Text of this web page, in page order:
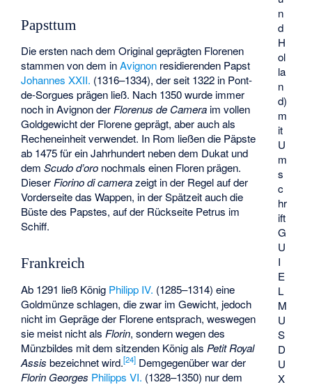
n
d
H
ol
la
n
d)
m
it
U
m
s
c
hr
ift
G
U
I
E
L
M
U
S
D
U
X
Papsttum
Die ersten nach dem Original geprägten Florenen
stammen von dem inAvignon residierenden Papst
Johannes XXII. (1316–1334), der seit 1322 in Pont-
de-Sorgues prägen ließ. Nach 1350 wurde immer
noch in Avignon derFlorenus de Camera im vollen
Goldgewicht der Florene geprägt, aber auch als
Recheneinheit verwendet. In Rom ließen die Päpste
ab 1475 für ein Jahrhundert neben dem Dukat und
demScudo d’oro nochmals einen Floren prägen.
DieserFiorino di camerazeigt in der Regel auf der
Vorderseite das Wappen, in der Spätzeit auch die
Büste des Papstes, auf der Rückseite Petrus im
Schiff.
Frankreich
Ab 1291 ließ König Philipp IV. (1285–1314) eine
Goldmünze schlagen, die zwar im Gewicht, jedoch
nicht im Gepräge der Florene entsprach, weswegen
sie meist nicht als Florin, sondern wegen des
Münzbildes mit dem sitzenden König als Petit Royal
Assis bezeichnet wird.[24] Demgegenüber war der
Florin Georges Philipps VI. (1328–1350) nur dem